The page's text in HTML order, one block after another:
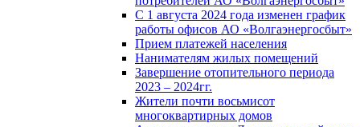
С 1 августа 2024 года изменен график
работы офисов АО «Волгаэнергосбыт»
Прием платежей населения
Нанимателям жилых помещений
Завершение отопительного периода
2023 – 2024гг.
Жители почти восьмисот
многоквартирных домов